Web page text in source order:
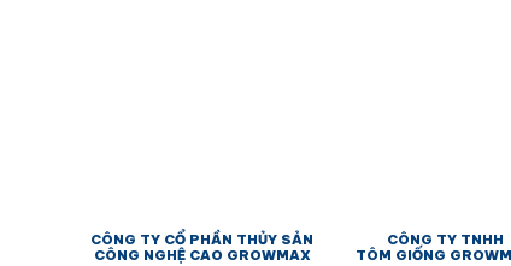
CÔNG TY CỔ PHẦN THỦY SẢN
CÔNG NGHỆ CAO GROWMAX
CÔNG TY TNHH
TÔM GIỐNG